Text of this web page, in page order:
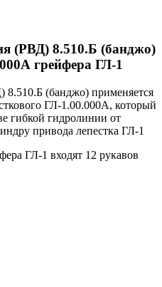
(РВД) 8.510.Б (банджо)
грейфера ГЛ-1
8.510.Б (банджо) применяется
ГЛ-1.00.000А, который
гибкой гидролинии от
привода лепестка ГЛ-1
ГЛ-1 входят 12 рукавов